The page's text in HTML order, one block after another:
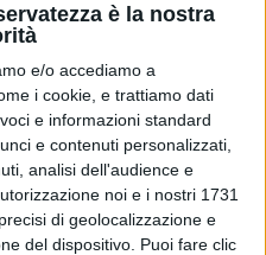
è la nostra
e/o accediamo a
i cookie, e trattiamo dati
e informazioni standard
e contenuti personalizzati,
analisi dell'audience e
noi e i nostri 1731
di geolocalizzazione e
del dispositivo. Puoi fare clic
le date europee
completo di tutte le
che partirà dal
tra un anno